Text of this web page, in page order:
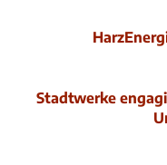
Stadtwerke